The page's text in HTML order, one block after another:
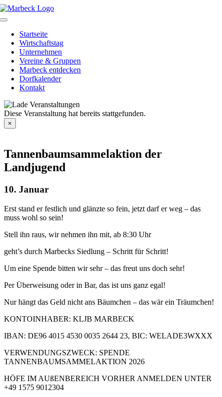
Skip
to
Toggle
NavigationStartseite
Wirtschaftstag
Unternehmen
Vereine & Gruppen
Marbeck entdecken
Dorfkalender
Kontakt
Diese Veranstaltung hat bereits stattgefunden.
×
Tannenbaumsammelaktion der
Landjugend
10. Januar
Erst stand er festlich und glänzte so fein, jetzt darf er weg – das
muss wohl so sein!
Stell ihn raus, wir nehmen ihn mit, ab 8:30 Uhr
geht’s durch Marbecks Siedlung – Schritt für Schritt!
Um eine Spende bitten wir sehr – das freut uns doch sehr!
Per Überweisung oder in Bar, das ist uns ganz egal!
Nur hängt das Geld nicht ans Bäumchen – das wär ein Träumchen!
KONTOINHABER: KLJB MARBECK
IBAN: DE96 4015 4530 0035 2644 23, BIC: WELADE3WXXX
VERWENDUNGSZWECK: SPENDE
TANNENBAUMSAMMELAKTION 2026
HÖFE IM AUßENBEREICH VORHER ANMELDEN UNTER
+49 1575 9012304